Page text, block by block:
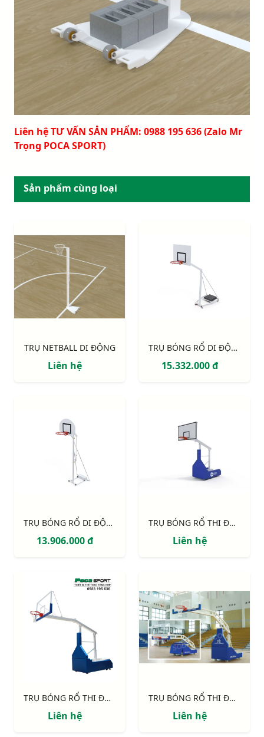
Liên hệ TƯ VẤN SẢN PHẨM: 0988 195 636 (Zalo Mr
Trọng POCA SPORT)
Sản phẩm cùng loại
TRỤ NETBALL DI ĐỘNG
Liên hệ
TRỤ BÓNG RỔ DI ĐỘNG S14629
15.332.000 đ
TRỤ BÓNG RỔ DI ĐỘNG S14627
13.906.000 đ
TRỤ BÓNG RỔ THI ĐẤU S14642 EPIC 120 - TẦM VƯƠN 1.20M
Liên hệ
TRỤ BÓNG RỔ THI ĐẤU S14645 EPIC 225 - TẦM VƯƠN 2.25M
Liên hệ
TRỤ BÓNG RỔ THI ĐẤU S14650 EPIC 325 - TẦM VƯƠN 3.25M
Liên hệ